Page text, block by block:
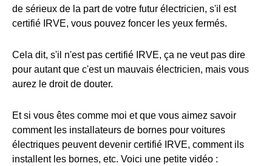
de sérieux de la part de votre futur électricien, s'il est
certifié IRVE, vous pouvez foncer les yeux fermés.
Cela dit, s'il n'est pas certifié IRVE, ça ne veut pas dire
pour autant que c'est un mauvais électricien, mais vous
aurez le droit de douter.
Et si vous êtes comme moi et que vous aimez savoir
comment les installateurs de bornes pour voitures
électriques peuvent devenir certifié IRVE, comment ils
installent les bornes, etc. Voici une petite vidéo :